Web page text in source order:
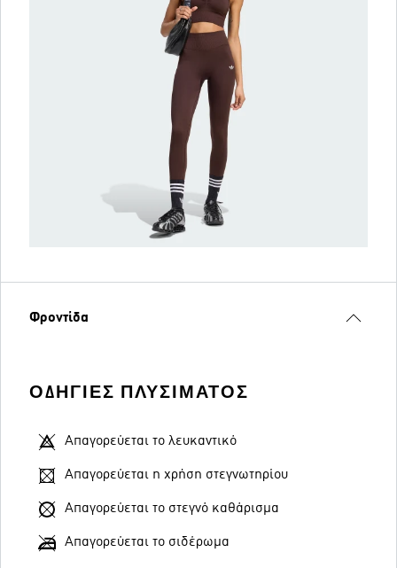
Φροντίδα
ΟΔΗΓΊΕΣ ΠΛΥΣΊΜΑΤΟΣ
Απαγορεύεται το λευκαντικό
Απαγορεύεται η χρήση στεγνωτηρίου
Απαγορεύεται το στεγνό καθάρισμα
Απαγορεύεται το σιδέρωμα